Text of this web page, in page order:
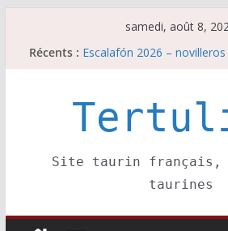
samedi, août 8,
Récents : Escalafón 2026 – novilleros
Les brèves du vendredi 7
Site taurin français,
taurines